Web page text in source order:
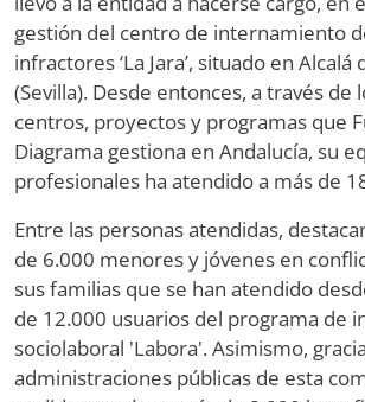
gestión del centro de internamiento
infractores ‘La Jara’, situado en Alcalá
(Sevilla). Desde entonces, a través de
centros, proyectos y programas que
Diagrama gestiona en Andalucía, su
profesionales ha atendido a más de
Entre las personas atendidas,
de 6.000 menores y jóvenes en
sus familias que se han atendido
de 12.000 usuarios del programa de
sociolaboral 'Labora'. Asimismo,
administraciones públicas de esta